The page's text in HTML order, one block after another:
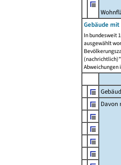
Gebäude
In bundesweit
ausgewählt
Abweichungen
Davon